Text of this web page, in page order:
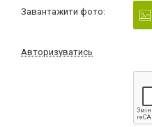
Завантажити фото:
Авторизуватись